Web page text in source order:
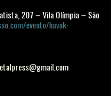
207 – Vila Olímpia – São
evento/havok-